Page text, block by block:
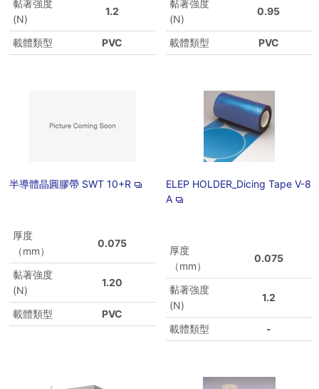
黏著強度
(N)
1.2
載體類型 PVC
黏著強度
(N)
0.95
載體類型 PVC
半導體晶圓膠帶 SWT 10+R
厚度
（mm）
0.075
黏著強度
(N)
1.20
載體類型 PVC
ELEP HOLDER_Dicing Tape V-8
A
厚度
（mm）
0.075
黏著強度
(N)
1.2
載體類型 -